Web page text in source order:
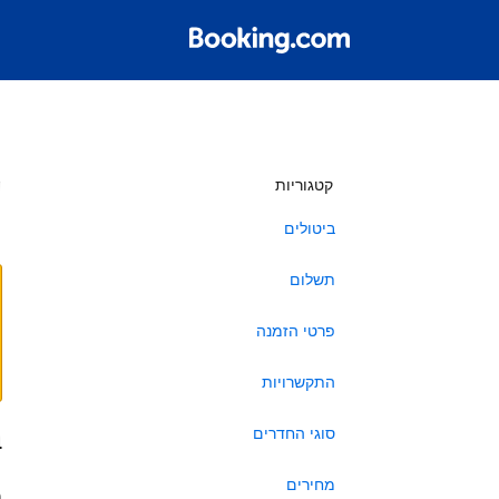
קטגוריות
ביטולים
תשלום
פרטי הזמנה
התקשרויות
סוגי החדרים
מחירים